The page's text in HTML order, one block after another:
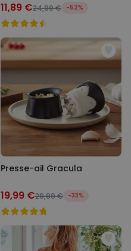
11,89 €24,99 € -52%
Presse-ail Gracula
19,99 €29,99 € -33%